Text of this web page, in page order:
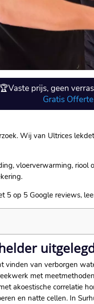
🏆Vaste prijs, geen
Gratis
Wij van Ultrices
vloerverwarming,
5 op 5 Google reviews,
vinden van verborgen
met
akoestische correlatie
en natte cellen. In